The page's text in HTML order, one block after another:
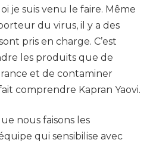
je suis venu le faire. Même
du virus, il y a des
pris en charge. C’est
les produits que de
et de contaminer
comprendre Kapran Yaovi.
nous faisons les
qui sensibilise avec